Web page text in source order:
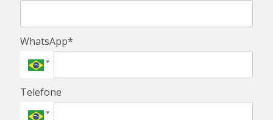
WhatsApp*
Telefone